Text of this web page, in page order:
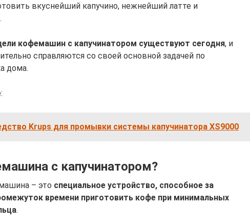
вкуснейший капучино, нежнейший латте и
кофемашин с капучинатором существуют сегодня, и
справляются со своей основной задачей по
дома.
Krups для промывки системы капучинатора XS9000
с капучинатором?
– это специальное устройство, способное за
времени приготовить кофе при минимальных
.